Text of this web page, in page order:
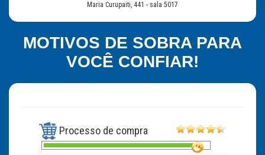
Maria Curupaiti, 441 - sala 5017
MOTIVOS DE SOBRA PARA
VOCÊ CONFIAR!
Processo de compra